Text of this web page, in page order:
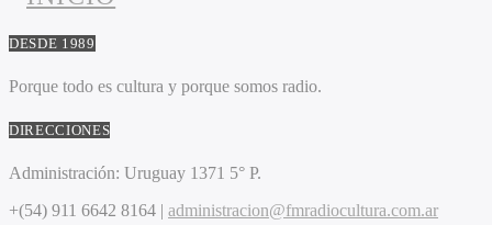
DESDE 1989
Porque todo es cultura y porque somos radio.
DIRECCIONES
Administración: Uruguay 1371 5° P.
+(54) 911 6642 8164 | administracion@fmradiocultura.com.ar